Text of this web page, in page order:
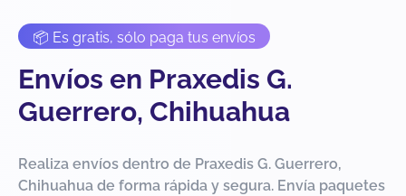
📦 Es gratis, sólo paga tus envíos
Envíos en Praxedis G.
Guerrero, Chihuahua
Realiza envíos dentro de Praxedis G. Guerrero,
Chihuahua de forma rápida y segura. Envía paquetes